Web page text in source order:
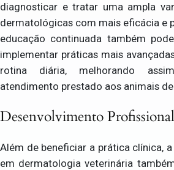
diagnosticar e tratar uma ampla
dermatológicas com mais eficácia e
educação continuada também
implementar práticas mais
rotina diária, melhorando
atendimento prestado aos animais
Desenvolvimento
Além de beneficiar a prática clínica,
em dermatologia veterinária